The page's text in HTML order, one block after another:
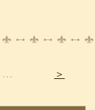
… ＞